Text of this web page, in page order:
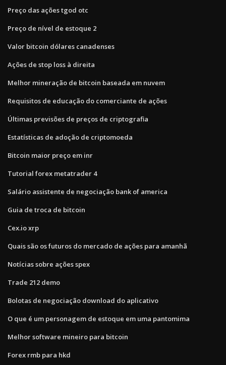
Preço das ações tgod otc
Preço de nível de estoque 2
Valor bitcoin dólares canadenses
Ações de stop loss à direita
Melhor mineração de bitcoin baseada em nuvem
Requisitos de educação do comerciante de ações
Últimas previsões de preços de criptografia
Estatísticas de adoção de criptomoeda
Bitcoin maior preço em inr
Tutorial forex metatrader 4
Salário assistente de negociação bank of america
Guia de troca de bitcoin
Cex.io xrp
Quais são os futuros do mercado de ações para amanhã
Notícias sobre ações spex
Trade 212 demo
Bolotas de negociação download do aplicativo
O que é um personagem de estoque em uma pantomima
Melhor software mineiro para bitcoin
Forex rmb para hkd